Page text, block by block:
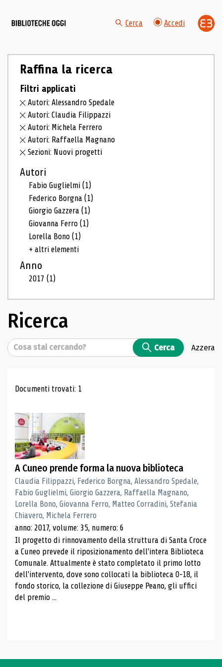
Cerca Accedi
Raffina la ricerca
Filtri applicati
Autori: Alessandro Spedale
Autori: Claudia Filippazzi
Autori: Michela Ferrero
Autori: Raffaella Magnano
Sezioni: Nuovi progetti
Autori
Fabio Guglielmi(1)
Federico Borgna(1)
Giorgio Gazzera(1)
Giovanna Ferro(1)
Lorella Bono(1)
+ altri elementi
Anno
2017(1)
Ricerca
Cerca Cerca Azzera
Risultati di ricerca
Documenti trovati: 1
A Cuneo prende forma la nuova biblioteca
Claudia Filippazzi, Federico Borgna, Alessandro Spedale,
Fabio Guglielmi, Giorgio Gazzera, Raffaella Magnano,
Lorella Bono, Giovanna Ferro, Matteo Corradini, Stefania
Chiavero, Michela Ferrero
anno: 2017, volume: 35, numero: 6
Il progetto di rinnovamento della struttura di Santa Croce
a Cuneo prevede il riposizionamento dell'intera Biblioteca
Comunale. Attualmente è stato completato il primo lotto
dell'intervento, dove sono collocati la biblioteca 0-18, il
fondo storico, la collezione di Giuseppe Peano, gli uffici
del premio ...